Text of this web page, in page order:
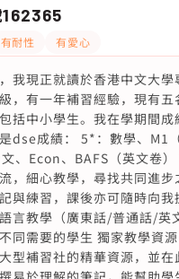
162365
有耐性 有愛心
我現正就讀於香港中文大學
，有一年補習經驗，現有五
括中小學生。我在學期間成
dse成績： 5*：數學、M1
、Econ、BAFS（英文卷）
，細心教學，尋找共同進步
與練習，課後亦可隨時向我
言教學（廣東話/普通話/英
同需要的學生 獨家教學資
型補習社的精華資源，並在